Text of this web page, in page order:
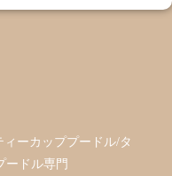
ーカッププードル/タ
ードル専門